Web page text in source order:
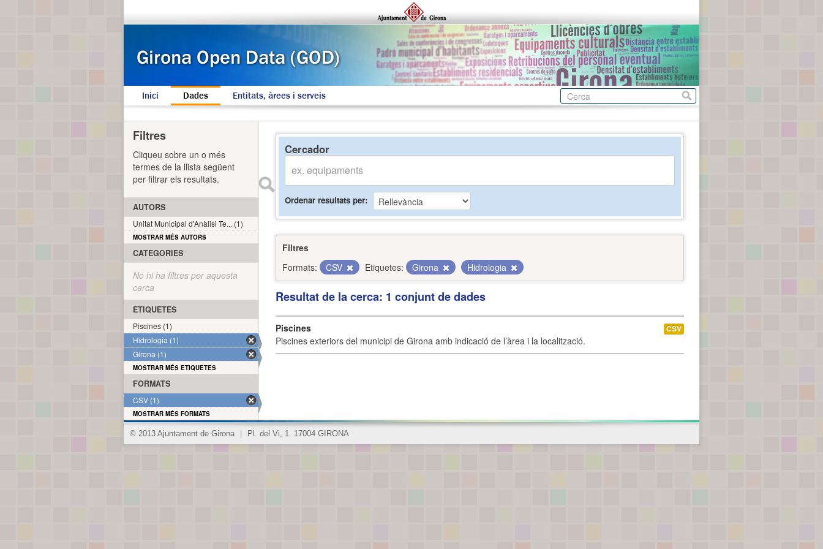
Inici Dades Entitats, àrees i serveis
Cercador
Ordenar resultats per
Filtres
Formats:
CSV Etiquetes: Girona Hidrologia
Resultat de la cerca: 1 conjunt de dades
Piscines
Piscines exteriors del municipi de Girona amb indicació de l’àrea i la localització.
CSV
Filtres
Cliqueu sobre un o més
termes de la llista següent
per filtrar els resultats.
AUTORS
Unitat Municipal d'Anàlisi Te... (1)
MOSTRAR MÉS AUTORS
CATEGORIES
No hi ha filtres per aquesta
cerca
ETIQUETES
Piscines (1)
Hidrologia (1)
Girona (1)
MOSTRAR MÉS ETIQUETES
FORMATS
CSV (1)
MOSTRAR MÉS FORMATS
© 2013 Ajuntament de Girona Pl. del Vi, 1. 17004 GIRONA